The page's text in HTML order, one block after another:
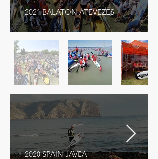
2021 BALATON-ÁTEVEZÉS
2020 SPAIN JAVEA